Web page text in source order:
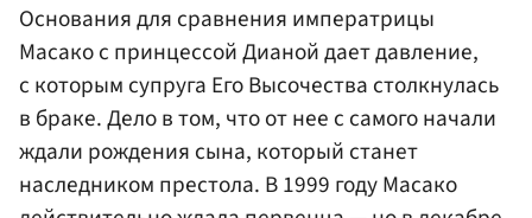
Основания для сравнения императрицы
Масако с принцессой Дианой дает давление,
с которым супруга Его Высочества столкнулась
в браке. Дело в том, что от нее с самого начали
ждали рождения сына, который станет
наследником престола. В 1999 году Масако